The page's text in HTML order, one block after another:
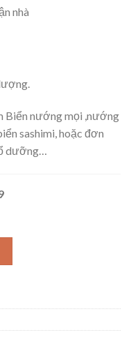
nhà
Biển nướng mọi ,nướng
sashimi, hoặc đơn
dưỡng…